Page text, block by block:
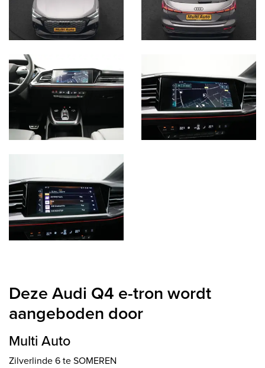
Deze Audi Q4 e-tron wordt
aangeboden door
Multi Auto
Zilverlinde 6 te SOMEREN